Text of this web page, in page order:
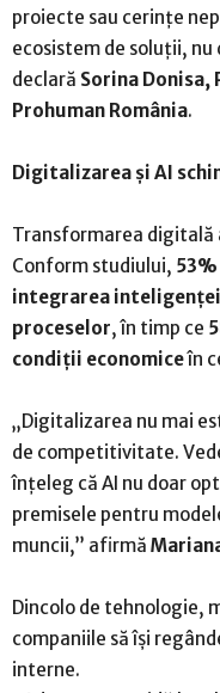
proiecte sau cerințe
ecosistem de soluții, nu
declară Sorina Donisa,
Prohuman România.
Digitalizarea și AI
Transformarea
Conform studiului,
integrarea
proceselor, în timp ce
condiții economiceîn
„Digitalizarea nu mai
de competitivitate.
înțeleg că AI nu doar
premisele pentru
muncii,” afirmă
Dincolo de tehnologie,
companiile să își
interne.